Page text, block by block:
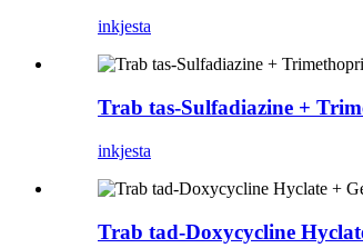
inkjesta
Trab tas-Sulfadiazine +
inkjesta
Trab tad-Doxycycline